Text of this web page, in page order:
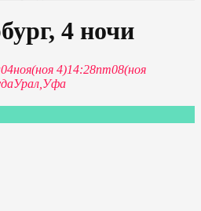
4 ночи
04ноя(ноя 4)14:28пт08(ноя
Урал, Уфа